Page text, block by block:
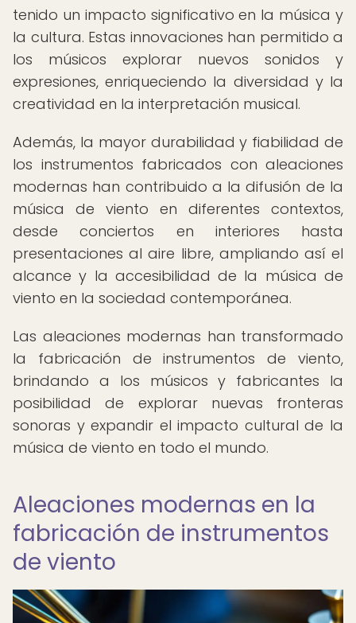
tenido un impacto significativo en la música y
la cultura. Estas innovaciones han permitido a
los músicos explorar nuevos sonidos y
expresiones, enriqueciendo la diversidad y la
creatividad en la interpretación musical.
Además, la mayor durabilidad y fiabilidad de
los instrumentos fabricados con aleaciones
modernas han contribuido a la difusión de la
música de viento en diferentes contextos,
desde conciertos en interiores hasta
presentaciones al aire libre, ampliando así el
alcance y la accesibilidad de la música de
viento en la sociedad contemporánea.
Las aleaciones modernas han transformado
la fabricación de instrumentos de viento,
brindando a los músicos y fabricantes la
posibilidad de explorar nuevas fronteras
sonoras y expandir el impacto cultural de la
música de viento en todo el mundo.
Aleaciones modernas en la
fabricación de instrumentos
de viento